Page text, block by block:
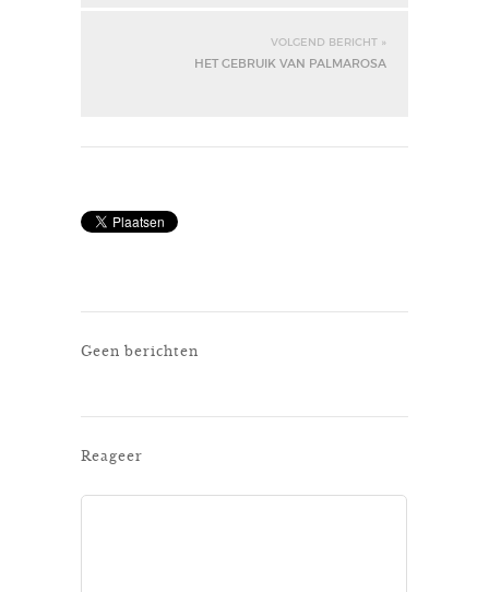
VOLGEND BERICHT »
HET GEBRUIK VAN PALMAROSA
Geen berichten
Reageer